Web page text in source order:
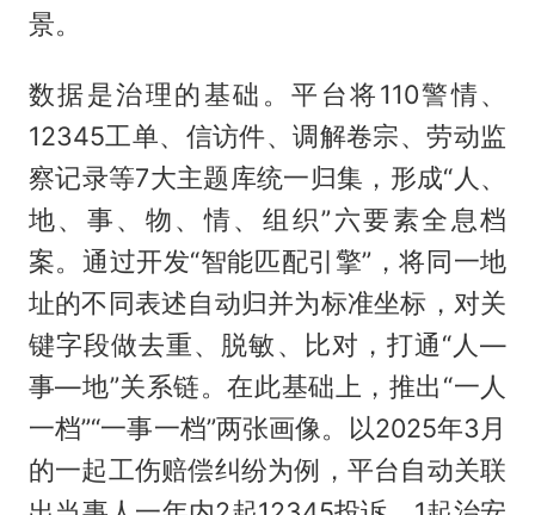
景。
数据是治理的基础。平台将110警情、
12345工单、信访件、调解卷宗、劳动监
察记录等7大主题库统一归集，形成“人、
地、事、物、情、组织”六要素全息档
案。通过开发“智能匹配引擎”，将同一地
址的不同表述自动归并为标准坐标，对关
键字段做去重、脱敏、比对，打通“人—
事—地”关系链。在此基础上，推出“一人
一档”“一事一档”两张画像。以2025年3月
的一起工伤赔偿纠纷为例，平台自动关联